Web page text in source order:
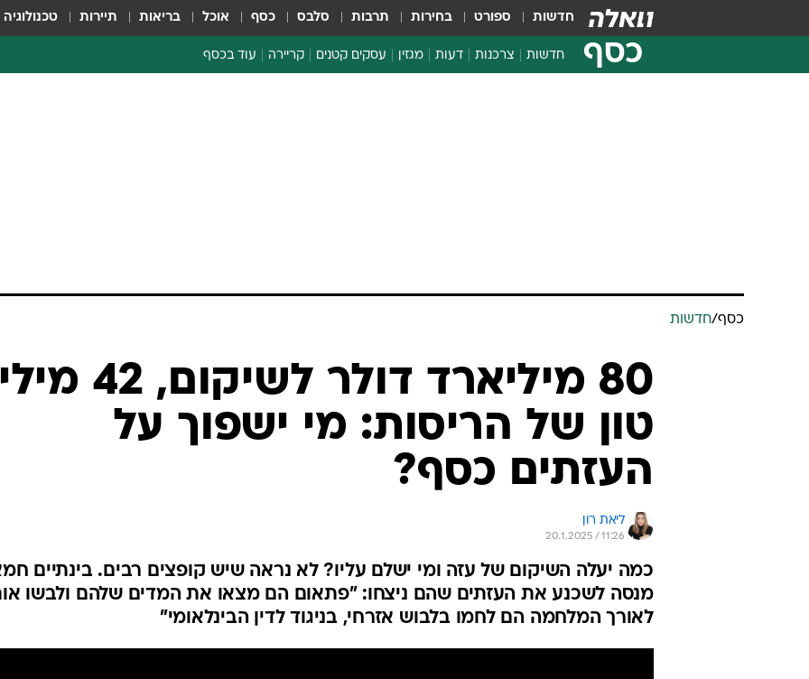
חדשות ספורט בחירות תרבות סלבס כסף אוכל בריאות תיירות טכנולוגיה
כסף חדשות צרכנות דעות מגזין עסקים קטנים קריירה עוד בכסף
כסף/חדשות
80 מיליארד דולר לשיקום,
טון של הריסות: מי ישפוך על
העזתים כסף?
ליאת רון
20.1.2025 / 11:26
כמה יעלה השיקום של עזה ומי ישלם עליו? לא נראה שיש קופצים רבים. בינתיים
מנסה לשכנע את העזתים שהם ניצחו: "פתאום הם מצאו את המדים שלהם ולבשו
לאורך המלחמה הם לחמו בלבוש אזרחי, בניגוד לדין הבינלאומי"